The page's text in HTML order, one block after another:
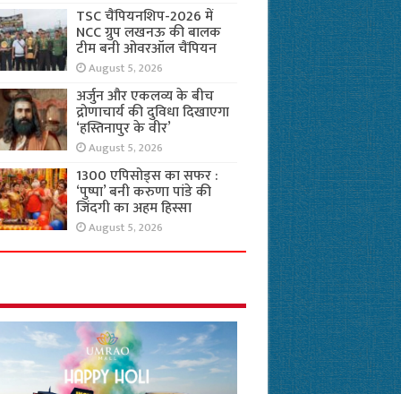
TSC चैंपियनशिप-2026 में
NCC ग्रुप लखनऊ की बालक
टीम बनी ओवरऑल चैंपियन
August 5, 2026
अर्जुन और एकलव्य के बीच
द्रोणाचार्य की दुविधा दिखाएगा
‘हस्तिनापुर के वीर’
August 5, 2026
1300 एपिसोड्स का सफर :
‘पुष्पा’ बनी करुणा पांडे की
जिंदगी का अहम हिस्सा
August 5, 2026